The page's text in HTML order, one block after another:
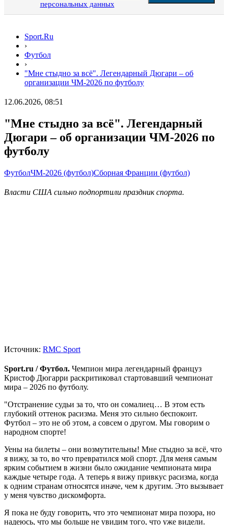
персональных данных
Sport.Ru
›
Футбол
›
"Мне стыдно за всё". Легендарный Дюгари – об
организации ЧМ-2026 по футболу
12.06.2026, 08:51
"Мне стыдно за всё". Легендарный
Дюгари – об организации ЧМ-2026 по
футболу
ФутболЧМ-2026 (футбол)Сборная Франции (футбол)
Власти США сильно подпортили праздник спорта.
Источник: RMC Sport
Sport.ru / Футбол. Чемпион мира легендарный француз
Кристоф Дюгарри раскритиковал стартовавший чемпионат
мира – 2026 по футболу.
"Отстранение судьи за то, что он сомалиец… В этом есть
глубокий оттенок расизма. Меня это сильно беспокоит.
Футбол – это не об этом, а совсем о другом. Мы говорим о
народном спорте!
Уены на билеты – они возмутительны! Мне стыдно за всё, что
я вижу, за то, во что превратился мой спорт. Для меня самым
ярким событием в жизни было ожидание чемпионата мира
каждые четыре года. А теперь я вижу привкус расизма, когда
к одним странам относятся иначе, чем к другим. Это вызывает
у меня чувство дискомфорта.
Я пока не буду говорить, что это чемпионат мира позора, но
надеюсь, что мы больше не увидим того, что уже видели.